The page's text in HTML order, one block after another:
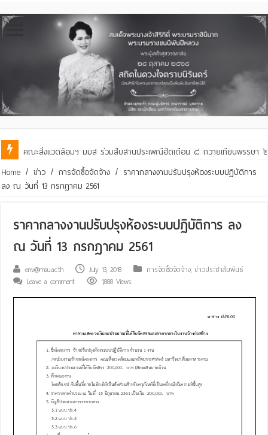
คณะสิ่งแวดล้อมฯ มมส ร่วมสืบสานประเพณีฮีตเดือน ๘ ถวายเทียนพรรษา ๒
Home / ข่าว / การจัดซื้อจัดจ้าง / ราคากลางงานปรับปรุงห้องระบบปฏิบัติการ
ลง ณ วันที่ 13 กรกฎาคม 2561
ราคากลางงานปรับปรุงห้องระบบปฏิบัติการ ลง
ณ วันที่ 13 กรกฎาคม 2561
env@msu.ac.th July 13, 2018 การจัดซื้อจัดจ้าง,ข่าวประชาสัมพันธ์
Leave a comment
1,888 Views